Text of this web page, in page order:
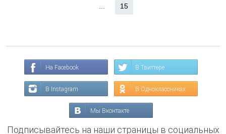
15
На Facebook В Твиттере
В Instagram В Одноклассниках
Мы Вконтакте
Подписывайтесь на наши страницы в социальных